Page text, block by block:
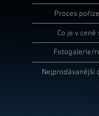
Proces
Co je v ceně
Fotogalerie/
Nejprodávanější